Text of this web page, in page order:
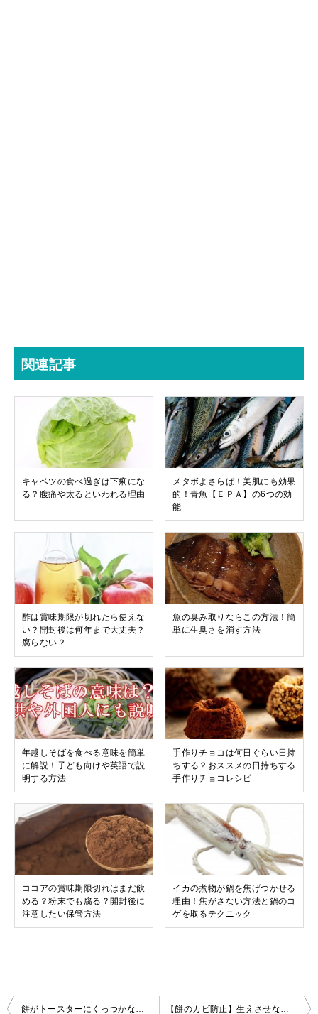
関連記事
キャベツの食べ過ぎは下痢にな
る？腹痛や太るといわれる理由
メタボよさらば！美肌にも効果
的！青魚【ＥＰＡ】の6つの効
能
酢は賞味期限が切れたら使えな
い？開封後は何年まで大丈夫？
腐らない？
魚の臭み取りならこの方法！簡
単に生臭さを消す方法
年越しそばを食べる意味を簡単
に解説！子ども向けや英語で説
明する方法
手作りチョコは何日ぐらい日持
ちする？おススメの日持ちする
手作りチョコレシピ
ココアの賞味期限切れはまだ飲
める？粉末でも腐る？開封後に
注意したい保管方法
イカの煮物が鍋を焦げつかせる
理由！焦がさない方法と鍋のコ
ゲを取るテクニック
投
餅がトースターにくっつかない焼き方！レンジ・フライパンではこの方法！ 【餅のカビ防止】生えさせない保存方法！自宅にあるもので解決